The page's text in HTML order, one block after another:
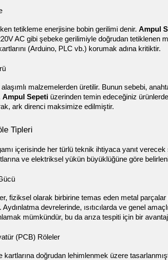
tetikleme enerjisine bobin gerilimi denir. Ampul
AC gibi şebeke gerilimiyle doğrudan tetiklenen
(Arduino, PLC vb.) korumak adına kritiktir.
malzemelerden üretilir. Bunun sebebi,
Ampul Sepeti üzerinden temin edeceğiniz
ark direnci maksimize edilmiştir.
Tipleri
içerisinde her türlü teknik ihtiyaca yanıt
ve elektriksel yükün büyüklüğüne göre
fiziksel olarak birbirine temas eden metal
Aydınlatma devrelerinde, ısıtıcılarda ve genel
mümkündür, bu da arıza tespiti için bir
(PCB) Röleler
kartlarına doğrudan lehimlenmek üzere